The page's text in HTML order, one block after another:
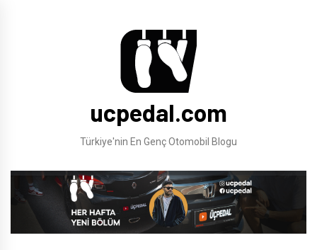
ucpedal.com
Türkiye'nin En Genç Otomobil Blogu